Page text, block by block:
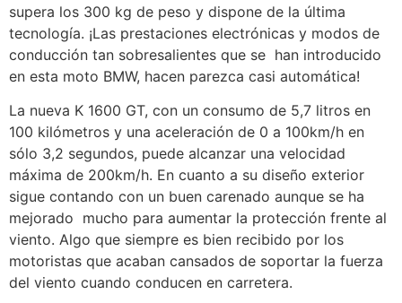
supera los 300 kg de peso y dispone de la última
tecnología. ¡Las prestaciones electrónicas y modos de
conducción tan sobresalientes que se han introducido
en esta moto BMW, hacen parezca casi automática!
La nueva K 1600 GT, con un consumo de 5,7 litros en
100 kilómetros y una aceleración de 0 a 100km/h en
sólo 3,2 segundos, puede alcanzar una velocidad
máxima de 200km/h. En cuanto a su diseño exterior
sigue contando con un buen carenado aunque se ha
mejorado mucho para aumentar la protección frente al
viento. Algo que siempre es bien recibido por los
motoristas que acaban cansados de soportar la fuerza
del viento cuando conducen en carretera.